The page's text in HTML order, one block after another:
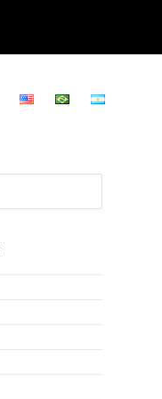
Pressione
tecla